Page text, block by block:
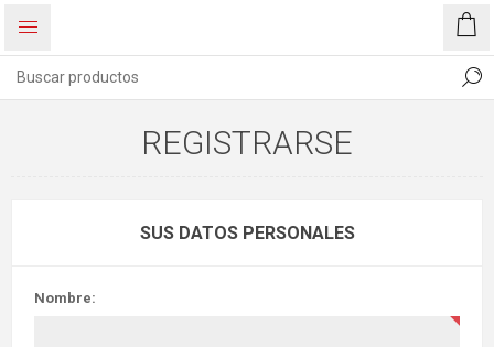
REGISTRARSE
SUS DATOS PERSONALES
Nombre: